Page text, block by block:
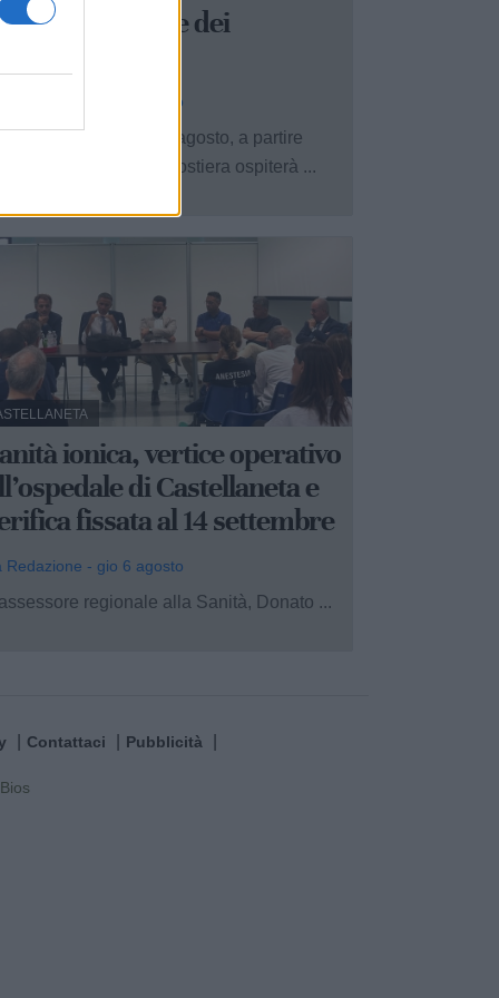
la notte dei
Redazione - gio 6 agosto
serata di sabato 8 agosto, a partire
20:30, la frazione costiera ospiterà ...
ionica, vertice operativo
di Castellaneta e
fissata al 14 settembre
Redazione - gio 6 agosto
regionale alla Sanità, Donato ...
Contattaci Pubblicità
Bios